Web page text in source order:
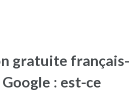
gratuite français-
: est-ce